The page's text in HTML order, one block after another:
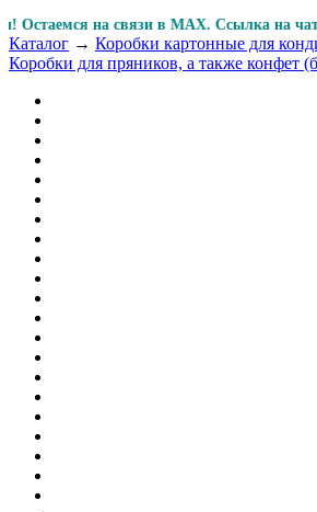
на связи в MAX. Ссылка
Каталог → Коробки картонные для
Коробки для пряников, а также конфет